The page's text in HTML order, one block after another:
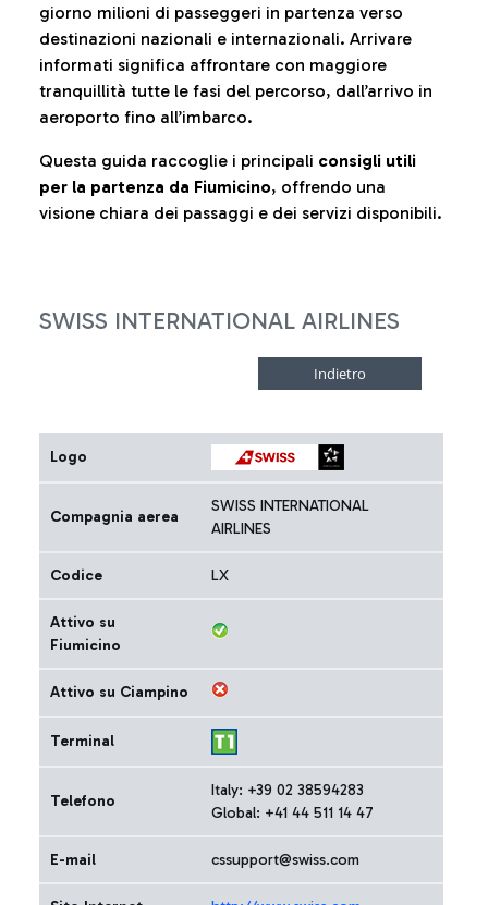
giorno milioni di passeggeri in partenza verso
destinazioni nazionali e internazionali. Arrivare
informati significa affrontare con maggiore
tranquillità tutte le fasi del percorso, dall’arrivo in
aeroporto fino all’imbarco.
Questa guida raccoglie i principali consigli utili
per la partenza da Fiumicino, offrendo una
visione chiara dei passaggi e dei servizi disponibili.
SWISS INTERNATIONAL AIRLINES
Logo
Compagnia aerea
SWISS INTERNATIONAL
AIRLINES
Codice LX
Attivo su
Fiumicino
Attivo su Ciampino
Terminal
Telefono
Italy: +39 02 38594283
Global: +41 44 511 14 47
E-mail cssupport@swiss.com